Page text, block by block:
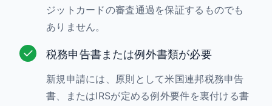
ジットカードの審査通過を保証するものでも
ありません。
税務申告書または例外書類が必要
新規申請には、原則として米国連邦税務申告
書、またはIRSが定める例外要件を裏付ける書